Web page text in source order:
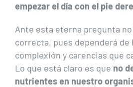
empezar el día con el pie
Ante esta eterna pregunta
correcta, pues dependerá de
complexión y carencias que
Lo que está claro es que no
nutrientes en nuestro